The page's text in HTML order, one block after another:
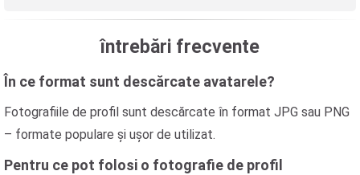
întrebări frecvente
În ce format sunt descărcate avatarele?
Fotografiile de profil sunt descărcate în format JPG sau PNG
– formate populare și ușor de utilizat.
Pentru ce pot folosi o fotografie de profil